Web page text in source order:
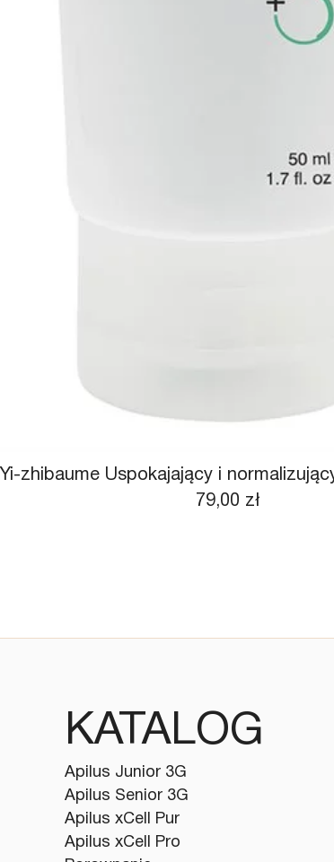
Yi-zhibaume Uspokajający i
Cena
79,00 zł
KATALOG
Apilus Junior 3G
Apilus Senior 3G
Apilus xCell Pur
Apilus xCell Pro